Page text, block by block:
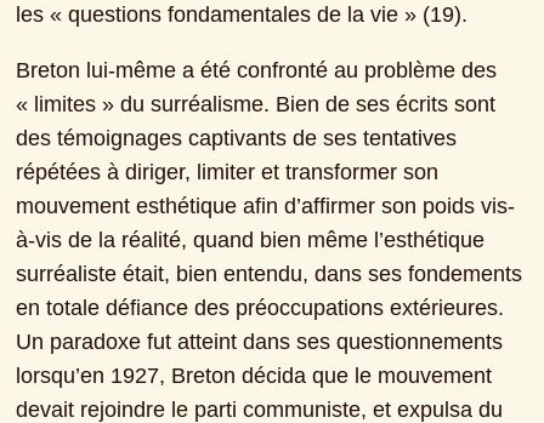
les « questions fondamentales de la vie » (19).
Breton lui-même a été confronté au problème des
« limites » du surréalisme. Bien de ses écrits sont
des témoignages captivants de ses tentatives
répétées à diriger, limiter et transformer son
mouvement esthétique afin d’affirmer son poids vis-
à-vis de la réalité, quand bien même l’esthétique
surréaliste était, bien entendu, dans ses fondements
en totale défiance des préoccupations extérieures.
Un paradoxe fut atteint dans ses questionnements
lorsqu’en 1927, Breton décida que le mouvement
devait rejoindre le parti communiste, et expulsa du